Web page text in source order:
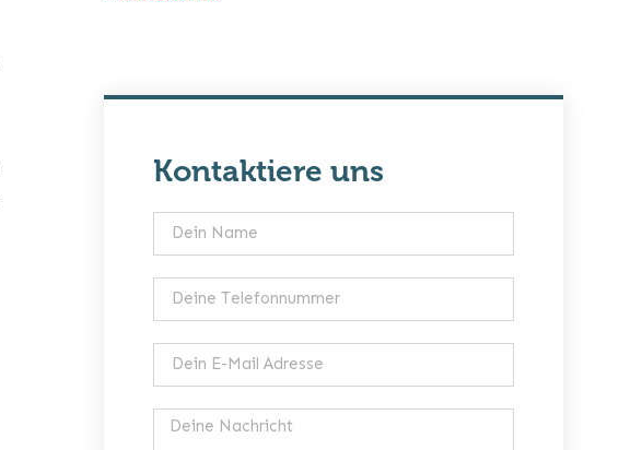
Kontaktiere uns